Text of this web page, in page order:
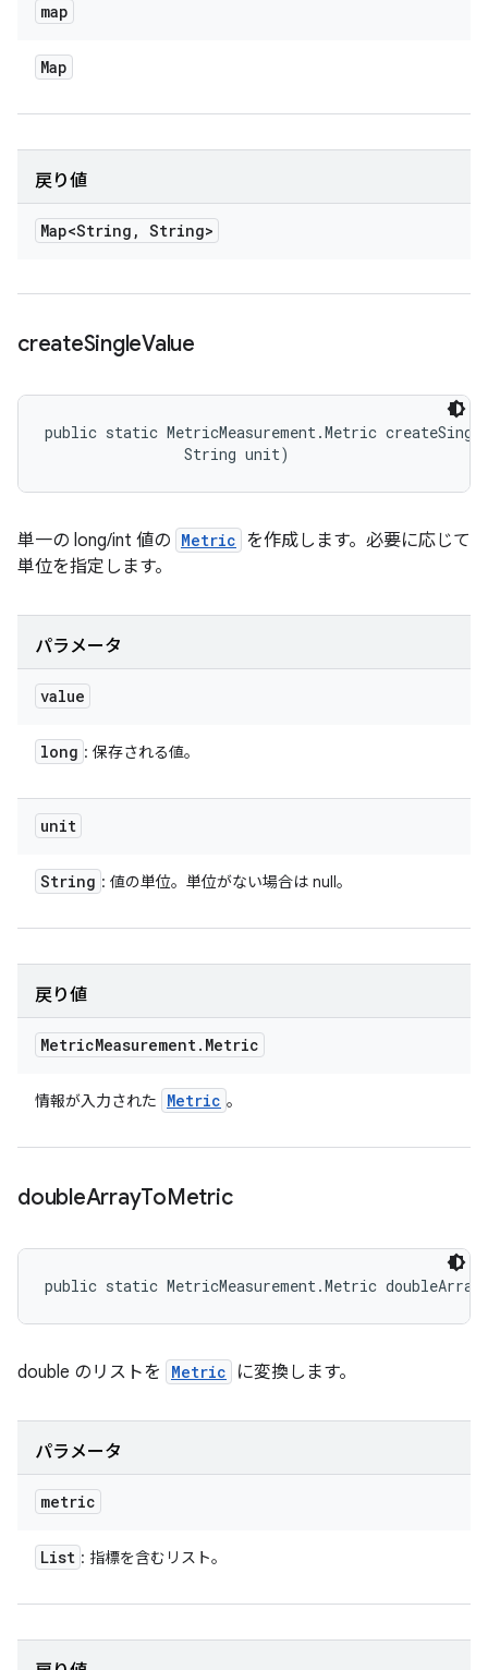
map
Map
戻り値
Map<String , String>
createSingleValue
public static MetricMeasurement.Metric
                String unit)
単一の long/int 値の Metric を作成します。必要に応じて
単位を指定します。
パラメータ
value
long : 保存される値。
unit
String : 値の単位。単位がない場合は null。
戻り値
MetricMeasurement. Metric
情報が入力された Metric 。
doubleArrayToMetric
public static MetricMeasurement.Metric
double のリストを Metric に変換します。
パラメータ
metric
List : 指標を含むリスト。